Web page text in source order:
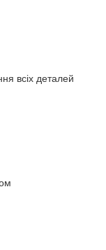
всіх деталей